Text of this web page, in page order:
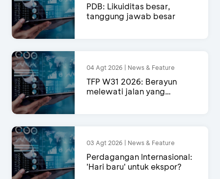
PDB: Likuiditas besar,
tanggung jawab besar
04 Agt 2026 | News & Feature
TFP W31 2026: Berayun
melewati jalan yang
03 Agt 2026 | News & Feature
Perdagangan Internasional:
'Hari baru' untuk ekspor?